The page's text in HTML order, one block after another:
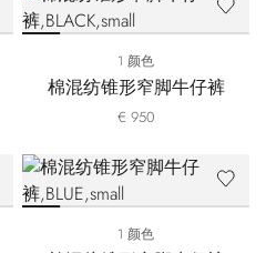
1 颜色
棉混纺锥形窄脚牛仔裤
€ 950
1 颜色